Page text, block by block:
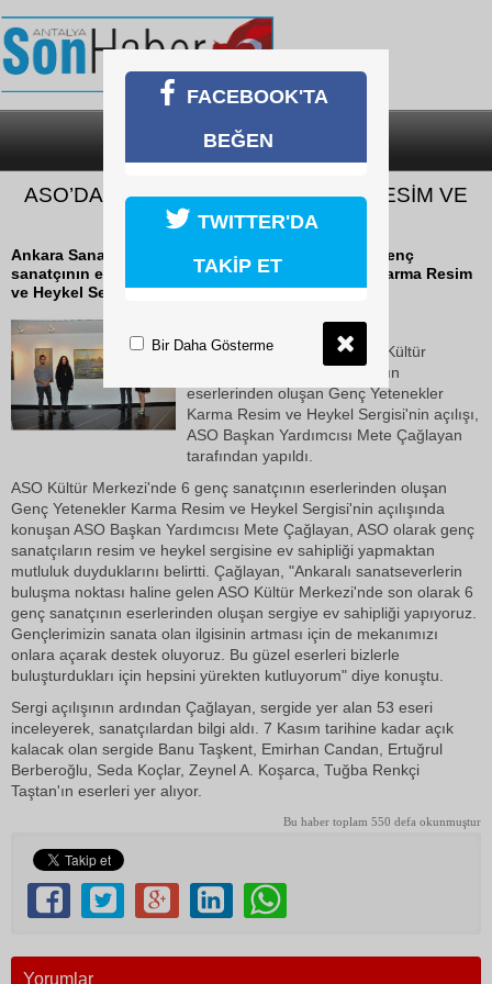
SON DAKİKA
ASO’DA GENÇ YETENEKLERDEN RESİM VE
HEYKEL SERGİSİ
Ankara Sanayi Odası (ASO) Kültür Merkezi'nde 6 genç
sanatçının eserlerinden oluşan Genç Yetenekler Karma Resim
ve Heykel Sergisi'nin açılışı, ASO Başkan...
17 Ekim 2018 Çarşamba 11:58
Ankara Sanayi Odası (ASO) Kültür
Merkezi'nde 6 genç sanatçının
eserlerinden oluşan Genç Yetenekler
Karma Resim ve Heykel Sergisi'nin açılışı,
ASO Başkan Yardımcısı Mete Çağlayan
tarafından yapıldı.
ASO Kültür Merkezi'nde 6 genç sanatçının eserlerinden oluşan
Genç Yetenekler Karma Resim ve Heykel Sergisi'nin açılışında
konuşan ASO Başkan Yardımcısı Mete Çağlayan, ASO olarak genç
sanatçıların resim ve heykel sergisine ev sahipliği yapmaktan
mutluluk duyduklarını belirtti. Çağlayan, "Ankaralı sanatseverlerin
buluşma noktası haline gelen ASO Kültür Merkezi'nde son olarak 6
genç sanatçının eserlerinden oluşan sergiye ev sahipliği yapıyoruz.
Gençlerimizin sanata olan ilgisinin artması için de mekanımızı
onlara açarak destek oluyoruz. Bu güzel eserleri bizlerle
buluşturdukları için hepsini yürekten kutluyorum" diye konuştu.
Sergi açılışının ardından Çağlayan, sergide yer alan 53 eseri
inceleyerek, sanatçılardan bilgi aldı. 7 Kasım tarihine kadar açık
kalacak olan sergide Banu Taşkent, Emirhan Candan, Ertuğrul
Berberoğlu, Seda Koçlar, Zeynel A. Koşarca, Tuğba Renkçi
Taştan'ın eserleri yer alıyor.
Bu haber toplam 550 defa okunmuştur
Yorumlar
FACEBOOK'TA
BEĞEN
TWITTER'DA
TAKİP ET
Bir Daha Gösterme